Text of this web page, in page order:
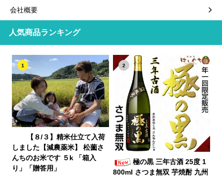
会社概要
人気商品ランキング
1
【８/３】精米仕立て入荷
しました【減農薬米】 松薗さ
んちのお米です ５k 「箱入
り」「贈答用」
2
極の黒 三年古酒 25度 1
800ml さつま無双 芋焼酎 九州